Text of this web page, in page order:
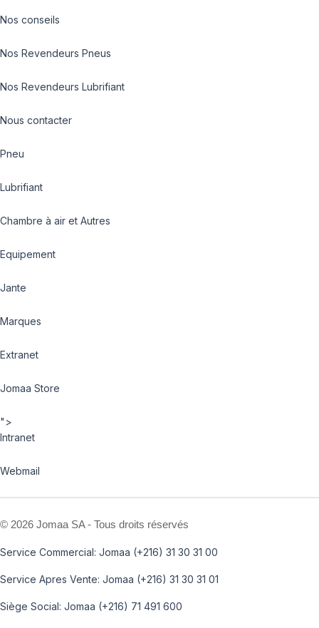
Nos conseils
Nos Revendeurs Pneus
Nos Revendeurs Lubrifiant
Nous contacter
Pneu
Lubrifiant
Chambre à air et Autres
Equipement
Jante
Marques
Extranet
Jomaa Store
">
Intranet
Webmail
© 2026 Jomaa SA - Tous droits réservés
Service Commercial: Jomaa (+216) 31 30 31 00
Service Apres Vente: Jomaa (+216) 31 30 31 01
Siège Social: Jomaa (+216) 71 491 600